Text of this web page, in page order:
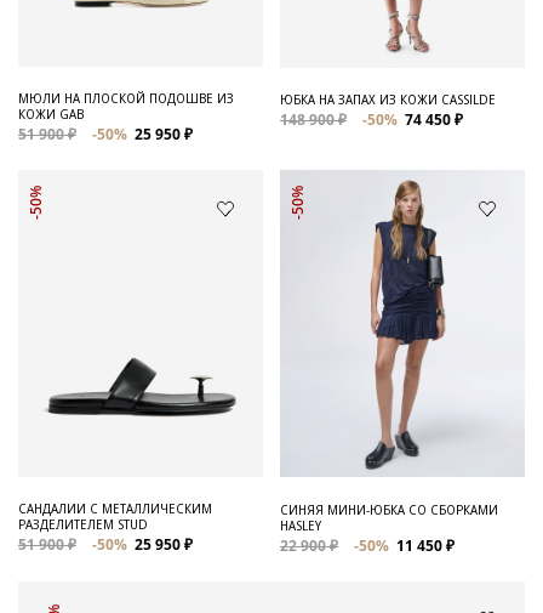
МЮЛИ НА ПЛОСКОЙ ПОДОШВЕ ИЗ
КОЖИ GAB
51 900 ₽ -50% 25 950 ₽
ЮБКА НА ЗАПАХ ИЗ КОЖИ CASSILDE
148 900 ₽ -50% 74 450 ₽
-50%
САНДАЛИИ С МЕТАЛЛИЧЕСКИМ
РАЗДЕЛИТЕЛЕМ STUD
51 900 ₽ -50% 25 950 ₽
-50%
СИНЯЯ МИНИ-ЮБКА СО СБОРКАМИ
HASLEY
22 900 ₽ -50% 11 450 ₽